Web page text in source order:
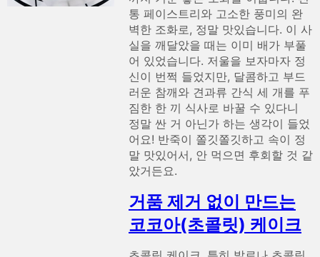
통 페이스트리와 고소한 풍미의 완
벽한 조화로, 정말 맛있습니다. 이 사
실을 깨달았을 때는 이미 배가 부풀
어 있었습니다. 저울을 보자마자 정
신이 번쩍 들었지만, 달콤하고 부드
러운 참깨와 견과류 간식 세 개를 푸
짐한 한 끼 식사로 바꿀 수 있다니
정말 싼 거 아닌가 하는 생각이 들었
어요! 반죽이 쫄깃쫄깃하고 속이 정
말 맛있어서, 안 먹으면 후회할 것 같
았거든요.
거품 제거 없이 만드는
코코아(초콜릿) 케이크